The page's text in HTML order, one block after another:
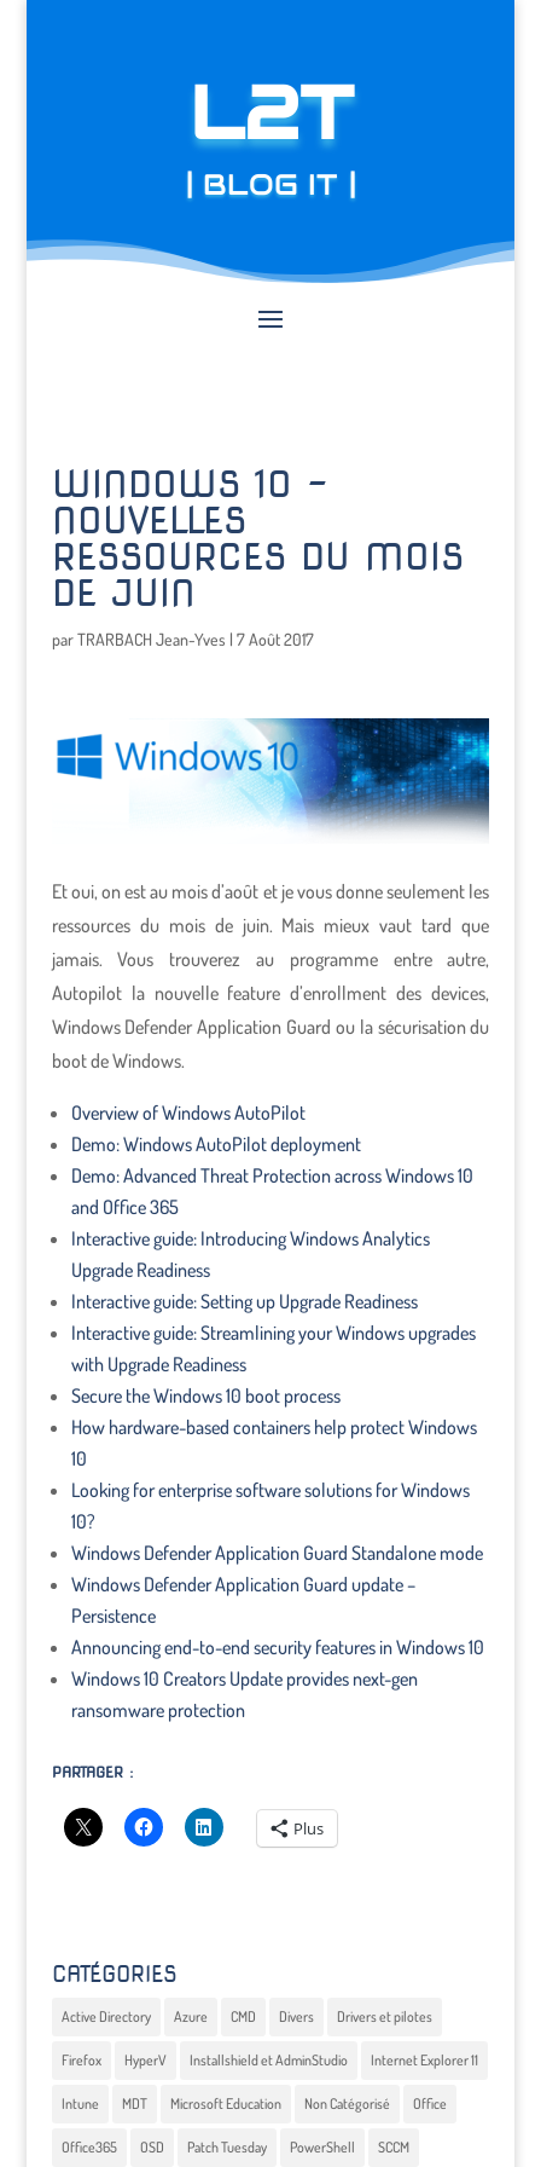
L2T
| BLOG IT |
WINDOWS 10 –
NOUVELLES
RESSOURCES DU MOIS
DE JUIN
parTRARBACH Jean-Yves | 7 Août 2017
Et oui, on est au mois d’août et je vous donne seulement les
ressources du mois de juin. Mais mieux vaut tard que
jamais. Vous trouverez au programme entre autre,
Autopilot la nouvelle feature d’enrollment des devices,
Windows Defender Application Guard ou la sécurisation du
boot de Windows.
Overview of Windows AutoPilot
Demo: Windows AutoPilot deployment
Demo: Advanced Threat Protection across Windows 10
and Office 365
Interactive guide: Introducing Windows Analytics
Upgrade Readiness
Interactive guide: Setting up Upgrade Readiness
Interactive guide: Streamlining your Windows upgrades
with Upgrade Readiness
Secure the Windows 10 boot process
How hardware-based containers help protect Windows
10
Looking for enterprise software solutions for Windows
10?
Windows Defender Application Guard Standalone mode
Windows Defender Application Guard update –
Persistence
Announcing end-to-end security features in Windows 10
Windows 10 Creators Update provides next-gen
ransomware protection
PARTAGER :
Plus
CATÉGORIES
Active Directory Azure CMD Divers Drivers et pilotes
Firefox HyperV Installshield et AdminStudio Internet Explorer 11
Intune MDT Microsoft Education Non Catégorisé Office
Office365 OSD Patch Tuesday PowerShell SCCM